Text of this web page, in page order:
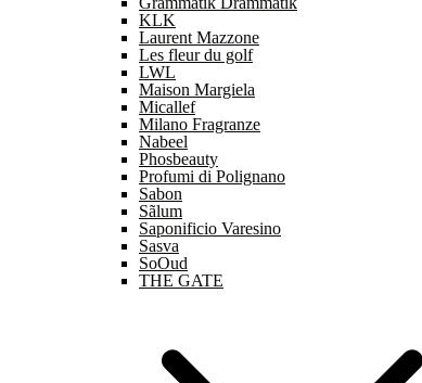
KLK
Laurent Mazzone
Les fleur du golf
LWL
Maison Margiela
Micallef
Milano Fragranze
Nabeel
Phosbeauty
Profumi di Polignano
Sabon
Sãlum
Saponificio Varesino
Sasva
SoOud
THE GATE